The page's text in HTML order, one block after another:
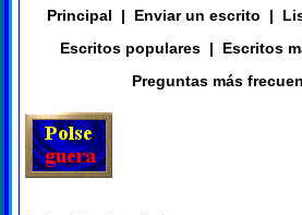
Principal | Enviar un escrito |
Escritos populares | Escritos
Preguntas más